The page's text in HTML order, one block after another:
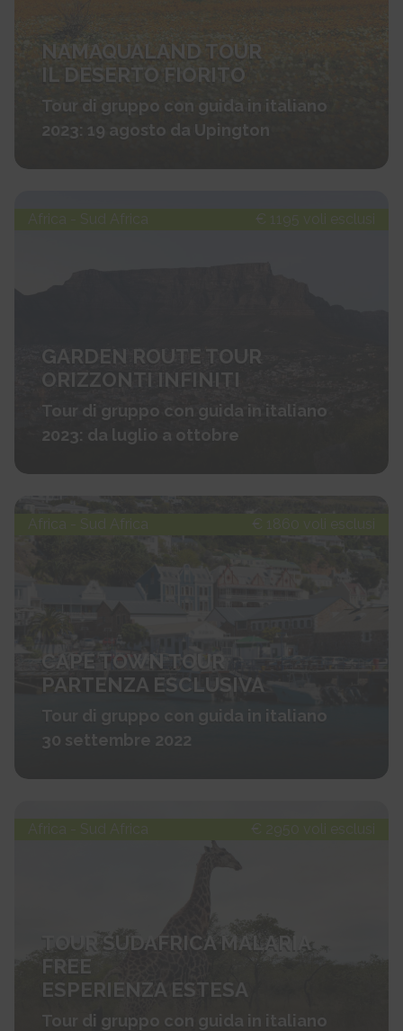
NAMAQUALAND TOUR
IL DESERTO FIORITO
Tour di gruppo con guida in italiano
2023: 19 agosto da Upington
Africa - Sud Africa € 1195 voli esclusi
GARDEN ROUTE TOUR
ORIZZONTI INFINITI
Tour di gruppo con guida in italiano
2023: da luglio a ottobre
Africa - Sud Africa € 1860 voli esclusi
CAPE TOWN TOUR
PARTENZA ESCLUSIVA
Tour di gruppo con guida in italiano
30 settembre 2022
Africa - Sud Africa € 2950 voli esclusi
TOUR SUDAFRICA MALARIA
FREE
ESPERIENZA ESTESA
Tour di gruppo con guida in italiano